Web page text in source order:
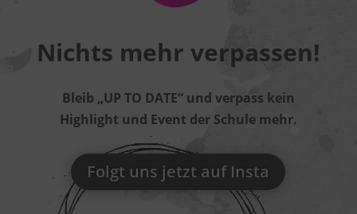
Nichts mehr verpassen!
Bleib „UP TO DATE“ und verpass kein
Highlight und Event der Schule mehr.
Folgt uns jetzt auf Insta